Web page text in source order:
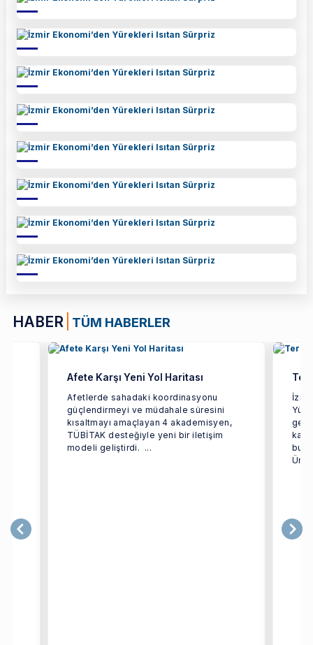
HABER TÜM HABERLER
Afete Karşı Yeni Yol Haritası
Afetlerde sahadaki koordinasyonu
güçlendirmeyi ve müdahale süresini
kısaltmayı amaçlayan 4 akademisyen,
TÜBİTAK desteğiyle yeni bir iletişim
modeli geliştirdi. ...